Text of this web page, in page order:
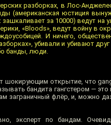
разборках, в Лос-
(американская юстиция
за 10000) ведут на
«Bloods», ведут войну в
И ничего,
убивали и убивают
банды, люди.
шокирующим открытие, что
бандита гангстером —
заграничный флёр, и, можно
эксперт по бандам.